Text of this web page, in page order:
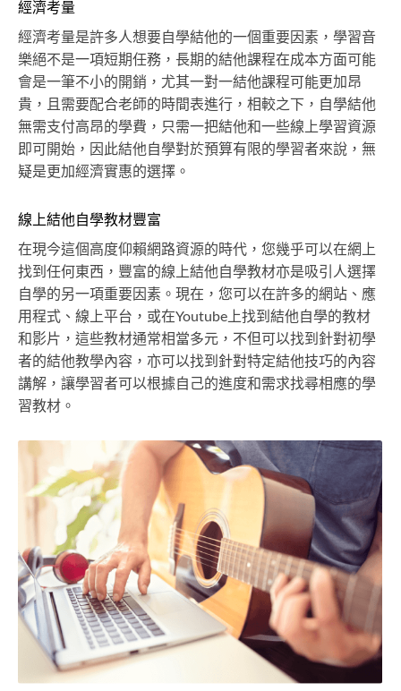
經濟考量
經濟考量是許多人想要自學結他的一個重要因素，學習音
樂絕不是一項短期任務，長期的結他課程在成本方面可能
會是一筆不小的開銷，尤其一對一結他課程可能更加昂
貴，且需要配合老師的時間表進行，相較之下，自學結他
無需支付高昂的學費，只需一把結他和一些線上學習資源
即可開始，因此結他自學對於預算有限的學習者來說，無
疑是更加經濟實惠的選擇。
線上結他自學教材豐富
在現今這個高度仰賴網路資源的時代，您幾乎可以在網上
找到任何東西，豐富的線上結他自學教材亦是吸引人選擇
自學的另一項重要因素。現在，您可以在許多的網站、應
用程式、線上平台，或在Youtube上找到結他自學的教材
和影片，這些教材通常相當多元，不但可以找到針對初學
者的結他教學內容，亦可以找到針對特定結他技巧的內容
講解，讓學習者可以根據自己的進度和需求找尋相應的學
習教材。